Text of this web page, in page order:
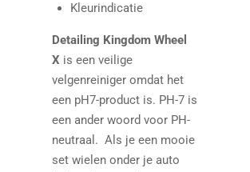
Kleurindicatie
Detailing Kingdom Wheel
X is een veilige
velgenreiniger omdat het
een pH7-product is. PH-7 is
een ander woord voor PH-
neutraal. Als je een mooie
set wielen onder je auto